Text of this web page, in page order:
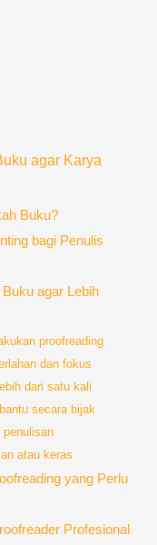
agar Karya
Buku?
bagi Penulis
agar Lebih
proofreading
dan fokus
dari satu kali
secara bijak
atau keras
yang Perlu
Profesional